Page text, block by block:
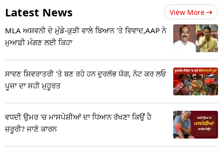
Latest News View More
MLA ਅਸ਼ਵਨੀ ਦੇ ਮੁੰਡੇ-ਕੁੜੀ ਵਾਲੇ ਬਿਆਨ 'ਤੇ ਵਿਵਾਦ,AAP ਨੇ
ਮੁਆਫ਼ੀ ਮੰਗਣ ਲਈ ਕਿਹਾ
ਸਾਵਣ ਸ਼ਿਵਰਾਤਰੀ 'ਤੇ ਬਣ ਰਹੇ ਹਨ ਦੁਰਲੱਭ ਯੋਗ, ਨੋਟ ਕਰ ਲਓ
ਪੂਜਾ ਦਾ ਸਹੀ ਮੁਹੂਰਤ
ਵਧਦੀ ਉਮਰ 'ਚ ਮਾਸਪੇਸ਼ੀਆਂ ਦਾ ਧਿਆਨ ਰੱਖਣਾ ਕਿਉਂ ਹੈ
ਜ਼ਰੂਰੀ? ਜਾਣੋ ਕਾਰਨ